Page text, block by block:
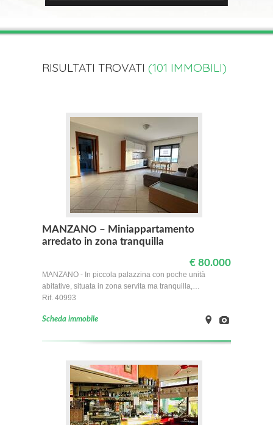
RISULTATI TROVATI (101 IMMOBILI)
MANZANO – Miniappartamento
arredato in zona tranquilla
€ 80.000
MANZANO - In piccola palazzina con poche unità
abitative, situata in zona servita ma tranquilla,…
Rif. 40993
Scheda immobile
Map